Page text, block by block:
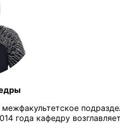
года кафедру